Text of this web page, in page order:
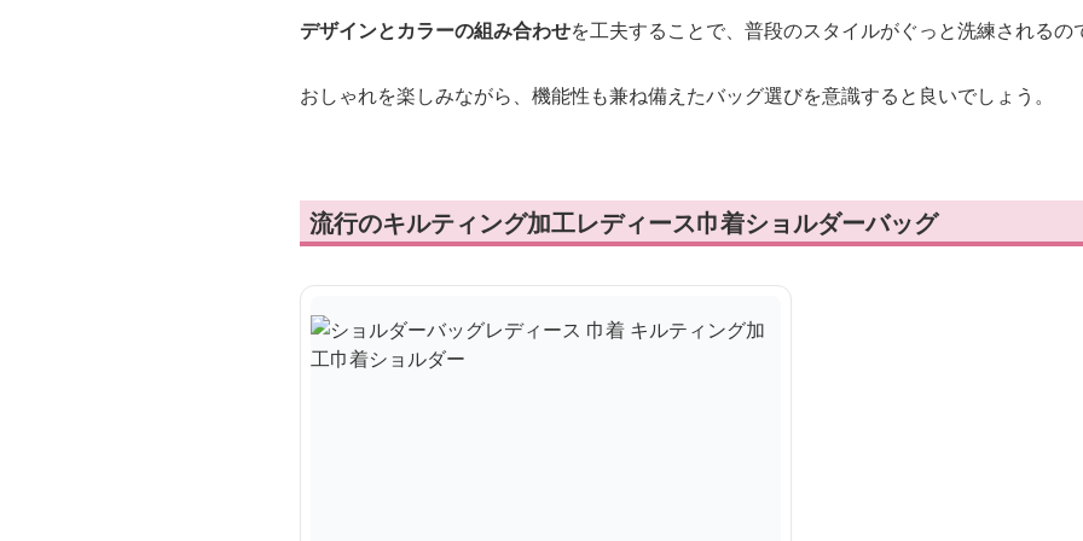
デザインとカラーの組み合わせを工夫することで、普段のスタイルがぐっと洗練されるの
おしゃれを楽しみながら、機能性も兼ね備えたバッグ選びを意識すると良いでしょう。
流行のキルティング加工レディース巾着ショルダーバッグ